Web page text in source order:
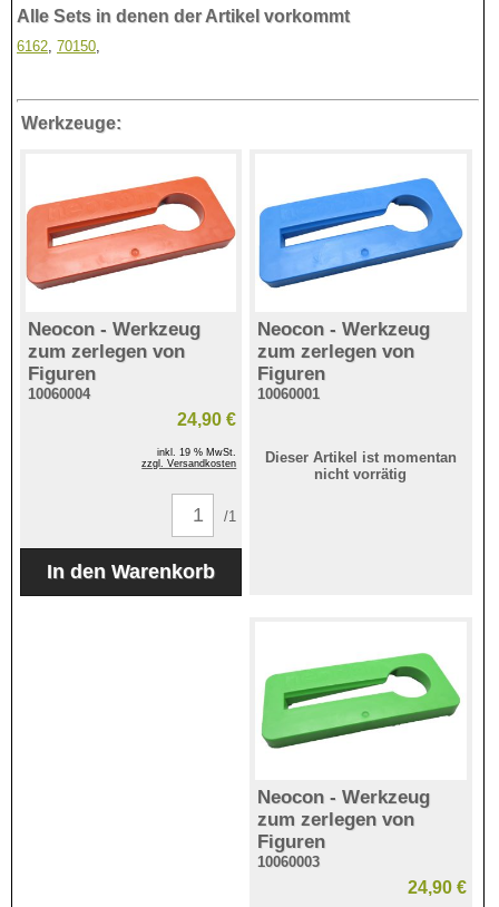
Alle Sets in denen der Artikel vorkommt
6162, 70150,
Werkzeuge:
Neocon - Werkzeug
zum zerlegen von
Figuren
10060004
24,90 €
inkl. 19 % MwSt.
zzgl. Versandkosten
/1
Neocon - Werkzeug
zum zerlegen von
Figuren
10060001
Dieser Artikel ist momentan
nicht vorrätig
Neocon - Werkzeug
zum zerlegen von
Figuren
10060003
24,90 €